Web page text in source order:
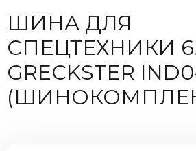
ШИНА ДЛЯ
СПЕЦТЕХНИКИ
GRECKSTER